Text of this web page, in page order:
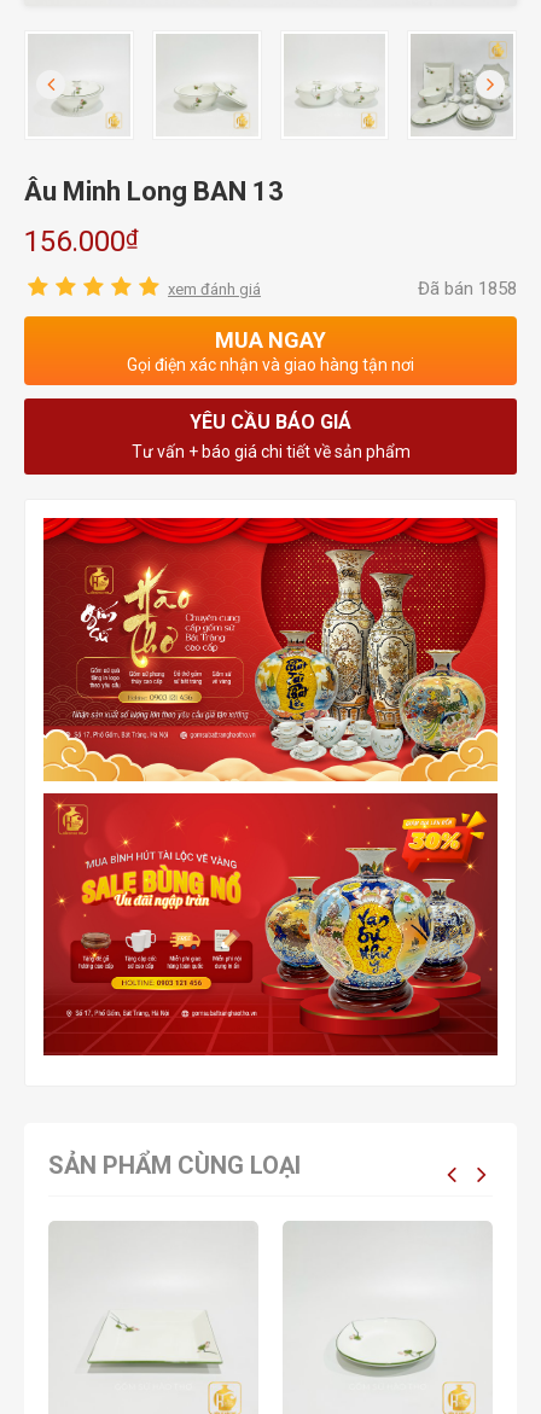
Âu Minh Long BAN 13
156.000₫
xem đánh giá Đã bán 1858
MUA NGAY
Gọi điện xác nhận và giao hàng tận nơi
YÊU CẦU BÁO GIÁ
Tư vấn + báo giá chi tiết về sản phẩm
SẢN PHẨM CÙNG LOẠI